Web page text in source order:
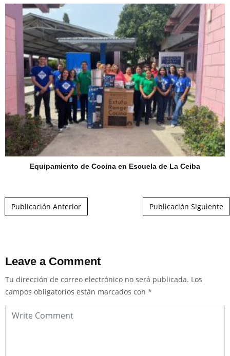
Equipamiento de Cocina en Escuela de La Ceiba
Publicación Anterior Publicación Siguiente
Leave a Comment
Tu dirección de correo electrónico no será publicada. Los
campos obligatorios están marcados con *